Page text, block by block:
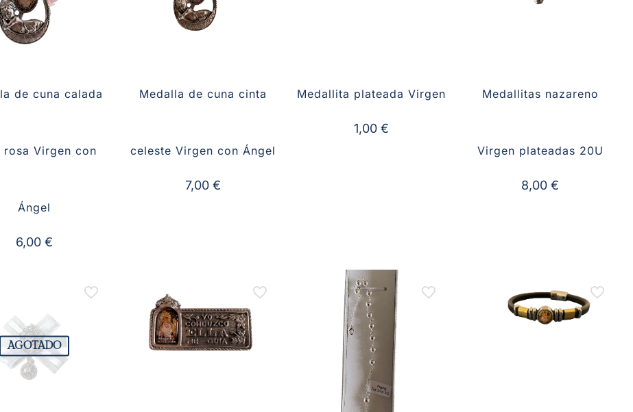
de cuna calada
rosa Virgen con
Ángel
6,00 €
Medalla de cuna cinta
celeste Virgen con Ángel
7,00 €
Medallita plateada Virgen
1,00€
Medallitas nazareno
Virgen plateadas 20U
8,00€
AGOTADO